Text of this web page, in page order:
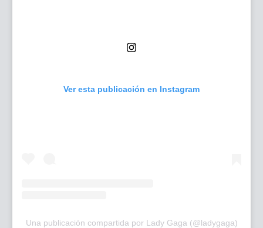
Ver esta publicación en Instagram
Una publicación compartida por Lady Gaga (@ladygaga)